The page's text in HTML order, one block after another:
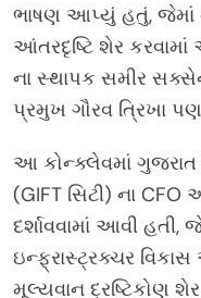
ભાષણ આપ્યું હતું, જેમાં
આંતરદૃષ્ટિ શેર
ના સ્થાપક સમીર
પ્રમુખ ગૌરવ ત્રિખા
આ કોન્ક્લેવમાં ગુજરાત
(GIFT સિટી) ના
દર્શાવવામાં આવી હતી,
ઇન્ફ્રાસ્ટ્રક્ચર
મૂલ્યવાન દ્રષ્ટિકોણ